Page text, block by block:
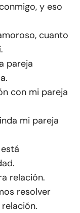
y eso
cuanto
pareja
con mi pareja
mi pareja
relación.
resolver